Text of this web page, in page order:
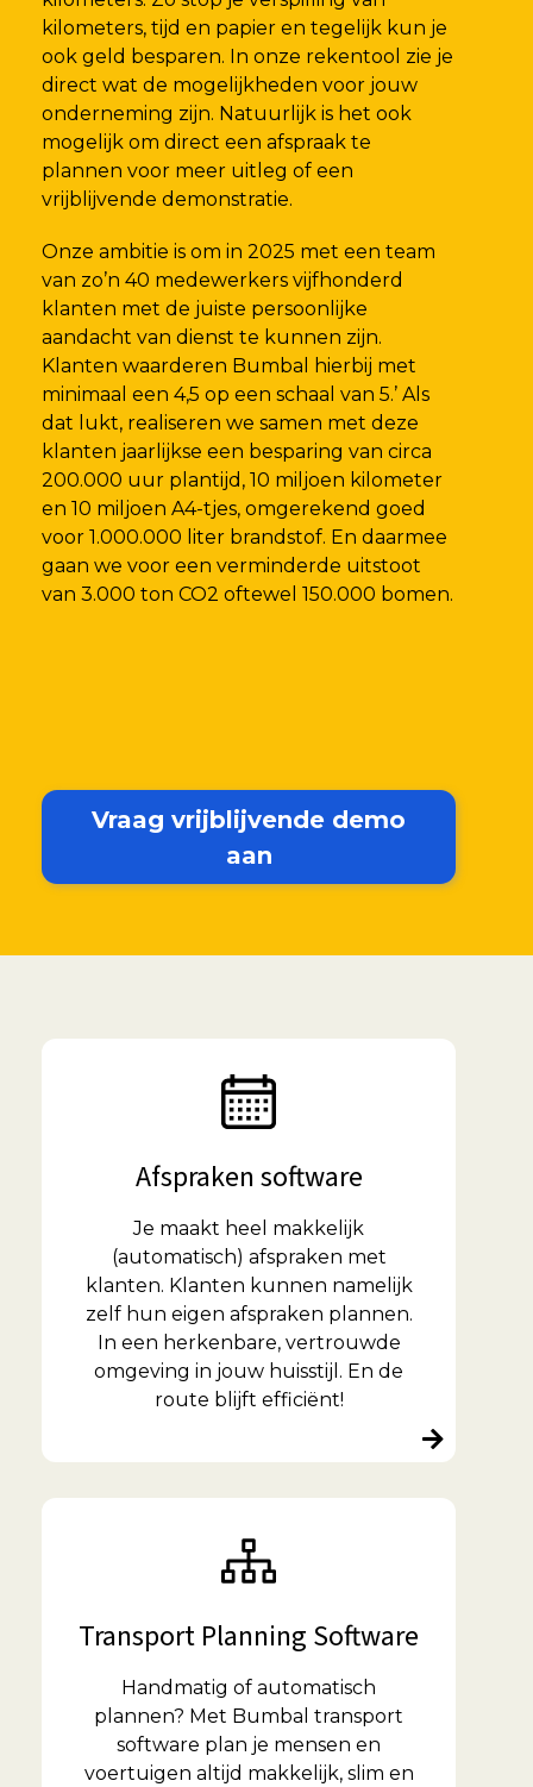
kilometers, tijd en papier en tegelijk kun je
ook geld besparen. In onze rekentool zie je
direct wat de mogelijkheden voor jouw
onderneming zijn. Natuurlijk is het ook
mogelijk om direct een afspraak te
plannen voor meer uitleg of een
vrijblijvende demonstratie.
Onze ambitie is om in 2025 met een team
van zo’n 40 medewerkers vijfhonderd
klanten met de juiste persoonlijke
aandacht van dienst te kunnen zijn.
Klanten waarderen Bumbal hierbij met
minimaal een 4,5 op een schaal van 5.’ Als
dat lukt, realiseren we samen met deze
klanten jaarlijkse een besparing van circa
200.000 uur plantijd, 10 miljoen kilometer
en 10 miljoen A4-tjes, omgerekend goed
voor 1.000.000 liter brandstof. En daarmee
gaan we voor een verminderde uitstoot
van 3.000 ton CO2 oftewel 150.000 bomen.
Vraag vrijblijvende demo
aan
Afspraken software
Je maakt heel makkelijk
(automatisch) afspraken met
klanten. Klanten kunnen namelijk
zelf hun eigen afspraken plannen.
In een herkenbare, vertrouwde
omgeving in jouw huisstijl. En de
route blijft efficiënt!
Transport Planning Software
Handmatig of automatisch
plannen? Met Bumbal transport
software plan je mensen en
voertuigen altijd makkelijk, slim en